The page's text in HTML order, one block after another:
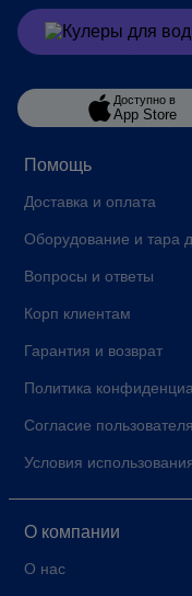
Помощь
Доставка и оплата
Оборудование и тара
Вопросы и ответы
Корп клиентам
Гарантия и возврат
Политика
Согласие пользователя
Условия
О компании
О нас
Доступно в
App Store